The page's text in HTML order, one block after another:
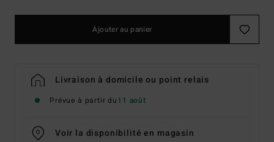
Ajouter au panier
Livraison à domicile ou point relais
Prévue à partir du11 août
Voir la disponibilité en magasin